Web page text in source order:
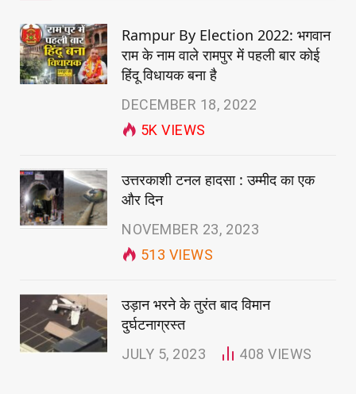
Rampur By Election 2022: भगवान
राम के नाम वाले रामपुर में पहली बार कोई
हिंदू विधायक बना है
DECEMBER 18, 2022
5KVIEWS
उत्तरकाशी टनल हादसा : उम्मीद का एक
और दिन
NOVEMBER 23, 2023
513 VIEWS
उड़ान भरने के तुरंत बाद विमान
दुर्घटनाग्रस्त
JULY 5, 2023 408VIEWS